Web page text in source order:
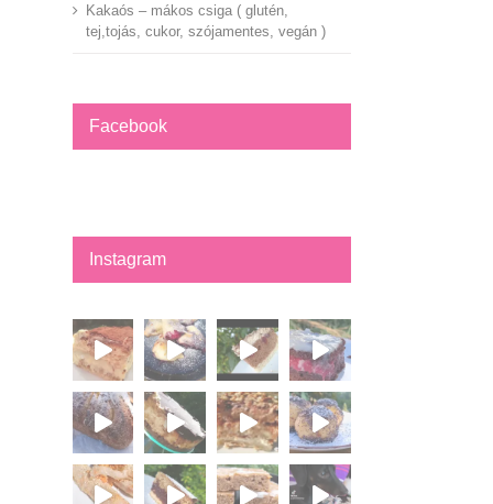
Kakaós – mákos csiga ( glutén,
tej,tojás, cukor, szójamentes, vegán )
Facebook
Instagram